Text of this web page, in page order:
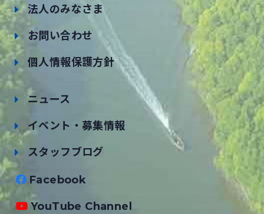
法人のみなさま
お問い合わせ
個人情報保護方針
ニュース
イベント・募集情報
スタッフブログ
Facebook
YouTube Channel